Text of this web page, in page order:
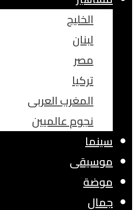
الخليج
لبنان
مصر
تركيا
المغرب العربى
نجوم عالميين
سينما
موسيقى
موضة
جمال